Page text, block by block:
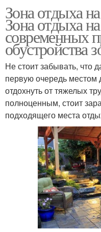
Зона отдыха
Зона отдыха
современных
обустройства
Не стоит забывать, что
первую очередь местом
отдохнуть от тяжелых
полноценным, стоит
подходящего места